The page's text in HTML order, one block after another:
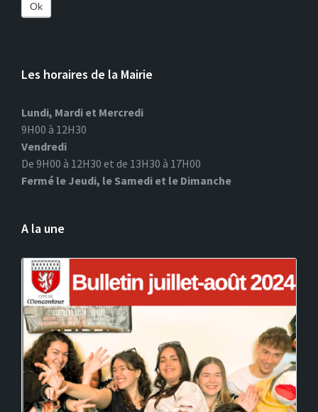
Ok
Les horaires de la Mairie
Lundi, Mardi et Mercredi
9H00 à 12H30
Vendredi
De 9H00 à 12H30 et de 13H30 à 17H00
Fermé le Jeudi, le Samedi et le Dimanche
A la une